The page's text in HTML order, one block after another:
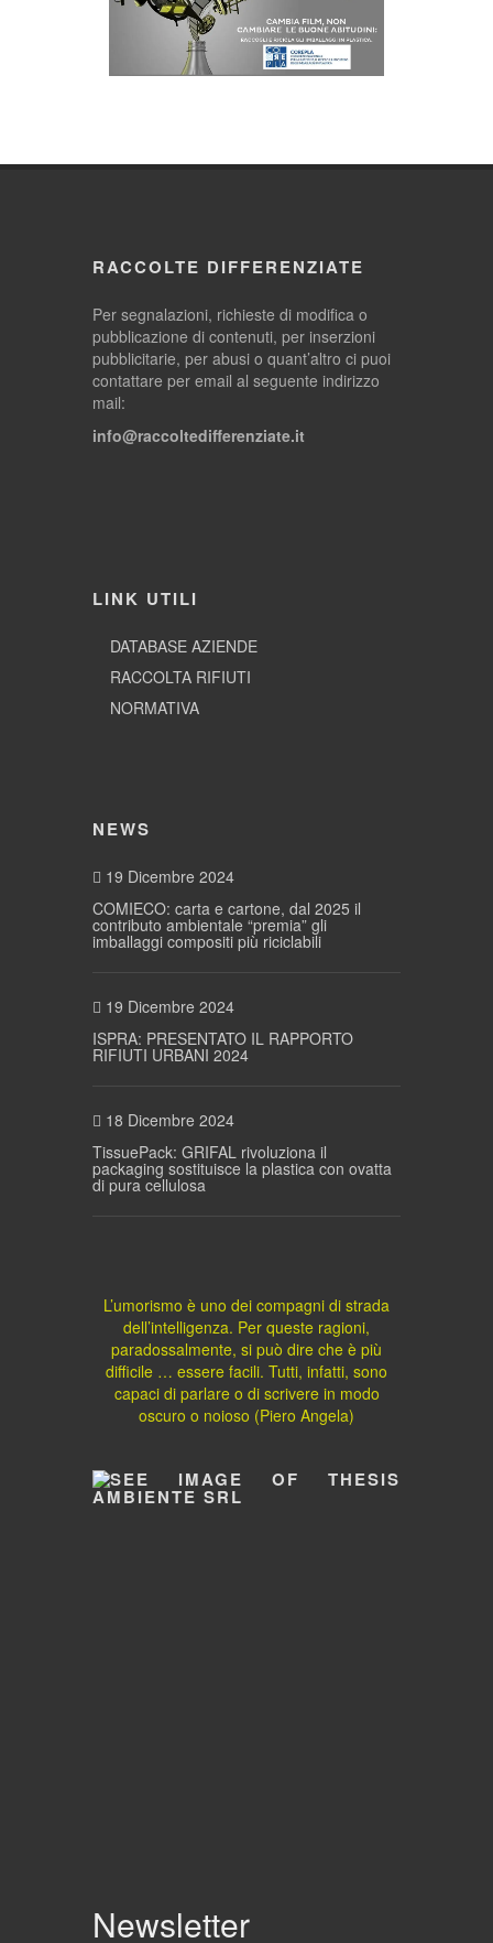
RACCOLTE DIFFERENZIATE
Per segnalazioni, richieste di modifica o
pubblicazione di contenuti, per inserzioni
pubblicitarie, per abusi o quant’altro ci puoi
contattare per email al seguente indirizzo
mail:
info@raccoltedifferenziate.it
LINK UTILI
DATABASE AZIENDE
RACCOLTA RIFIUTI
NORMATIVA
NEWS
19 Dicembre 2024
COMIECO: carta e cartone, dal 2025 il
contributo ambientale “premia” gli
imballaggi compositi più riciclabili
19 Dicembre 2024
ISPRA: PRESENTATO IL RAPPORTO
RIFIUTI URBANI 2024
18 Dicembre 2024
TissuePack: GRIFAL rivoluziona il
packaging sostituisce la plastica con ovatta
di pura cellulosa
L’umorismo è uno dei compagni di strada
dell’intelligenza. Per queste ragioni,
paradossalmente, si può dire che è più
difficile … essere facili. Tutti, infatti, sono
capaci di parlare o di scrivere in modo
oscuro o noioso (Piero Angela)
Newsletter